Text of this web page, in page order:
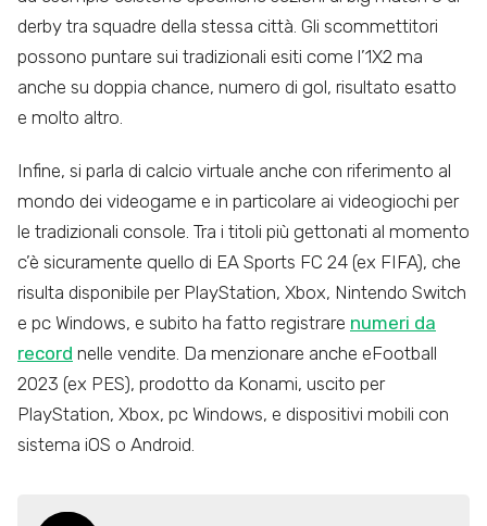
derby tra squadre della stessa città. Gli scommettitori
possono puntare sui tradizionali esiti come l’1X2 ma
anche su doppia chance, numero di gol, risultato esatto
e molto altro.
Infine, si parla di calcio virtuale anche con riferimento al
mondo dei videogame e in particolare ai videogiochi per
le tradizionali console. Tra i titoli più gettonati al momento
c’è sicuramente quello di EA Sports FC 24 (ex FIFA), che
risulta disponibile per PlayStation, Xbox, Nintendo Switch
e pc Windows, e subito ha fatto registrare numeri da
record nelle vendite. Da menzionare anche eFootball
2023 (ex PES), prodotto da Konami, uscito per
PlayStation, Xbox, pc Windows, e dispositivi mobili con
sistema iOS o Android.